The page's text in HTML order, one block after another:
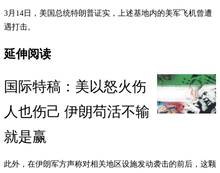
3月14日，美国总统特朗普证实，上述基地内的美军飞机曾遭
遇打击。
延伸阅读
国际特稿：美以怒火伤
人也伤己 伊朗苟活不输
就是赢
此外，在伊朗军方声称对相关地区设施发动袭击的前后，这颗